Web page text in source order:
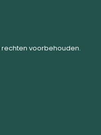
rechten voorbehouden.